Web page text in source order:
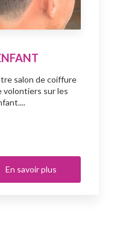
salon de coiffure
volontiers sur les
En savoir plus